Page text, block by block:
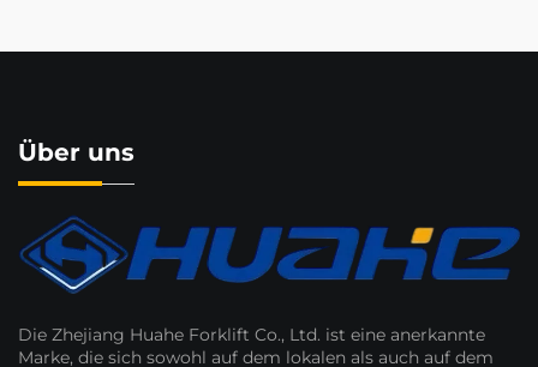
Über uns
Die Zhejiang Huahe Forklift Co., Ltd. ist eine anerkannte
Marke, die sich sowohl auf dem lokalen als auch auf dem